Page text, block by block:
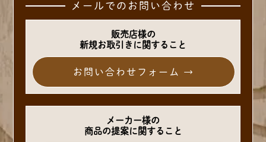
メールでのお問い合わせ
販売店様の
新規お取引きに関すること
お問い合わせフォーム →
メーカー様の
商品の提案に関すること